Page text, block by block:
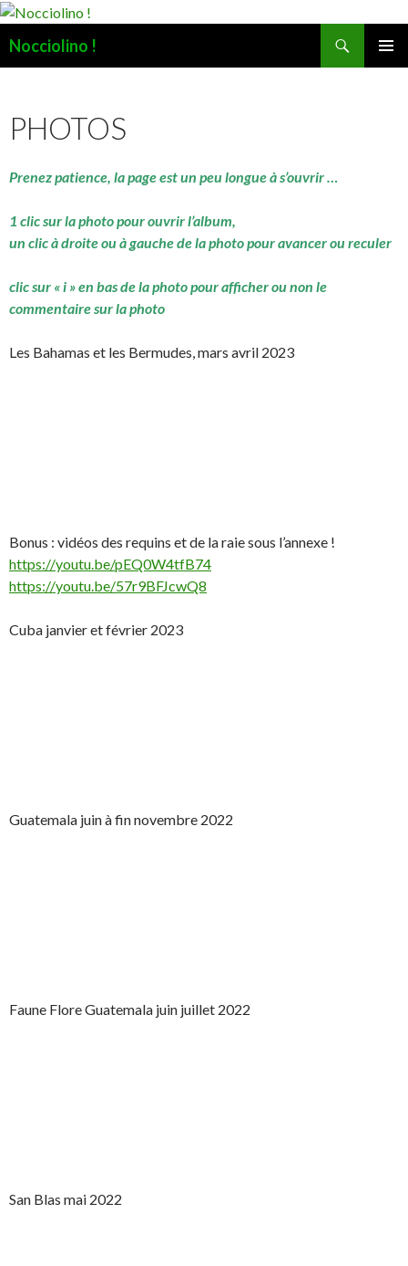
Nocciolino !
PHOTOS
Prenez patience, la page est un peu longue à s’ouvrir …
1 clic sur la photo pour ouvrir l’album,
un clic à droite ou à gauche de la photo pour avancer ou reculer
clic sur « i » en bas de la photo pour afficher ou non le
commentaire sur la photo
Les Bahamas et les Bermudes, mars avril 2023
Bonus : vidéos des requins et de la raie sous l’annexe !
https://youtu.be/pEQ0W4tfB74
https://youtu.be/57r9BFJcwQ8
Cuba janvier et février 2023
Guatemala juin à fin novembre 2022
Faune Flore Guatemala juin juillet 2022
San Blas mai 2022